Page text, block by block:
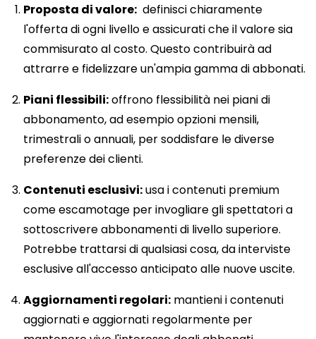
Proposta di valore: definisci chiaramente
l'offerta di ogni livello e assicurati che il valore sia
commisurato al costo. Questo contribuirà ad
attrarre e fidelizzare un'ampia gamma di abbonati.
Piani flessibili:offrono flessibilità nei piani di
abbonamento, ad esempio opzioni mensili,
trimestrali o annuali, per soddisfare le diverse
preferenze dei clienti.
Contenuti esclusivi:usa i contenuti premium
come escamotage per invogliare gli spettatori a
sottoscrivere abbonamenti di livello superiore.
Potrebbe trattarsi di qualsiasi cosa, da interviste
esclusive all'accesso anticipato alle nuove uscite.
Aggiornamenti regolari: mantieni i contenuti
aggiornati e aggiornati regolarmente per